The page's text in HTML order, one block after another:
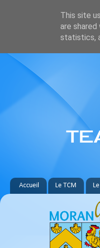
Accueil Le TCM
This site
are
statistics,